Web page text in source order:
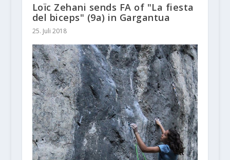
Loïc Zehani sends FA of "La fiesta
del biceps" (9a) in Gargantua
25. Juli 2018